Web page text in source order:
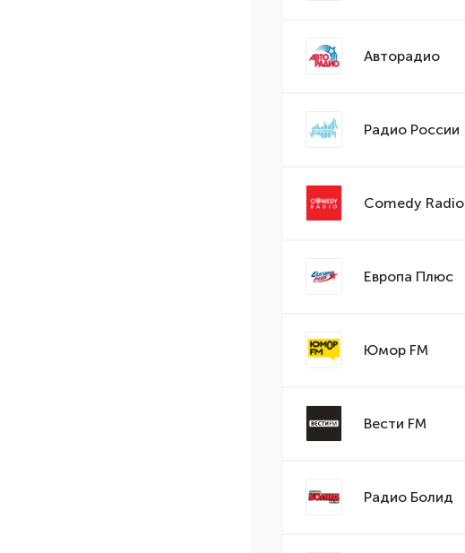
Авторадио
Радио России
Comedy Radio
Европа Плюс
Юмор FM
Вести FM
Радио Болид